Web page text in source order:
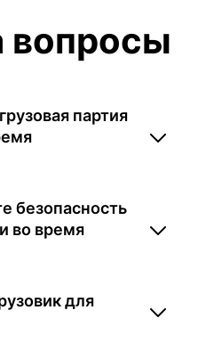
вопросы
партия
безопасность
во время
для